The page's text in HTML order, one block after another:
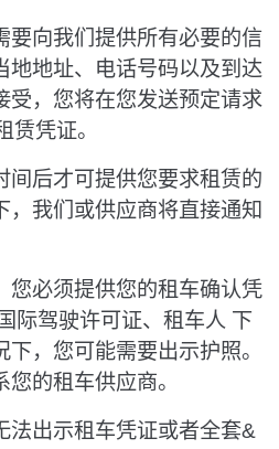
要向我们提供所有必要的信
地地址、电话号码以及到达
受，您将在您发送预定请求
赁凭证。
间后才可提供您要求租赁的
，我们或供应商将直接通知
您必须提供您的租车确认凭
际驾驶许可证、租车人 下
，您可能需要出示护照。
的租车供应商。
法出示租车凭证或者全套&